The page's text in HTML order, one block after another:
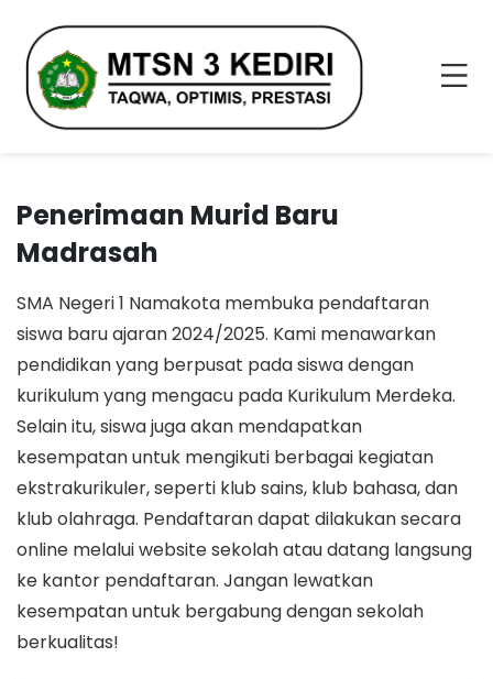
Penerimaan Murid Baru
Madrasah
SMA Negeri 1 Namakota membuka pendaftaran
siswa baru ajaran 2024/2025. Kami menawarkan
pendidikan yang berpusat pada siswa dengan
kurikulum yang mengacu pada Kurikulum Merdeka.
Selain itu, siswa juga akan mendapatkan
kesempatan untuk mengikuti berbagai kegiatan
ekstrakurikuler, seperti klub sains, klub bahasa, dan
klub olahraga. Pendaftaran dapat dilakukan secara
online melalui website sekolah atau datang langsung
ke kantor pendaftaran. Jangan lewatkan
kesempatan untuk bergabung dengan sekolah
berkualitas!